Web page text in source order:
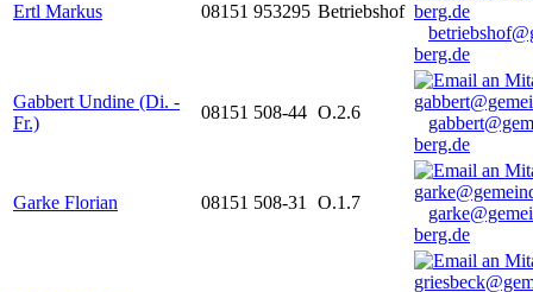
Ertl Markus 08151 953295 Betriebshof
berg.de
Gabbert Undine (Di. -
Fr.)
08151 508-44 O.2.6
berg.de
Garke Florian 08151 508-31 O.1.7
berg.de